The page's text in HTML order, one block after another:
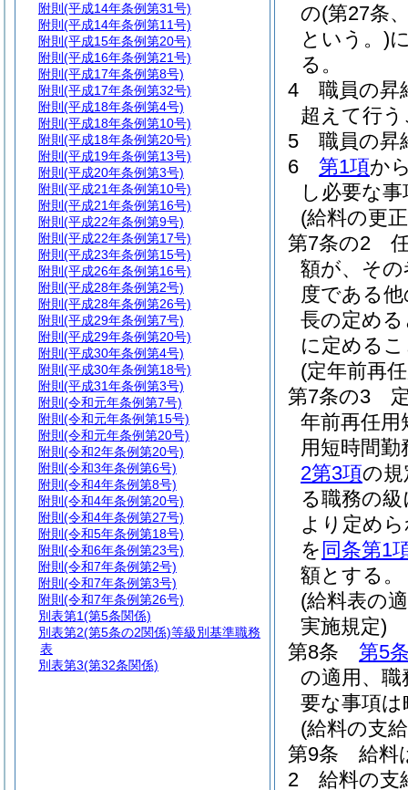
の(第27条
という。)
る。
4
職員の昇
超えて行
5
職員の昇
6
第1項か
し必要な
(給料の更
第7条の2
額が、そ
度である
長の定め
に定める
(定年前再
第7条の3
年前再任用
用短時間
2第3項の規
る職務の
より定め
を 同条第1
額とする。
(給料表の
実施規定)
第8条
第5
の適用、職
要な事項
(給料の支
第9条
給料
2
給料の支
附則 (平成14年条例第31号)
附則 (平成14年条例第11号)
附則 (平成15年条例第20号)
附則 (平成16年条例第21号)
附則 (平成17年条例第8号)
附則 (平成17年条例第32号)
附則 (平成18年条例第4号)
附則 (平成18年条例第10号)
附則 (平成18年条例第20号)
附則 (平成19年条例第13号)
附則 (平成20年条例第3号)
附則 (平成21年条例第10号)
附則 (平成21年条例第16号)
附則 (平成22年条例第9号)
附則 (平成22年条例第17号)
附則 (平成23年条例第15号)
附則 (平成26年条例第16号)
附則 (平成28年条例第2号)
附則 (平成28年条例第26号)
附則 (平成29年条例第7号)
附則 (平成29年条例第20号)
附則 (平成30年条例第4号)
附則 (平成30年条例第18号)
附則 (平成31年条例第3号)
附則 (令和元年条例第7号)
附則 (令和元年条例第15号)
附則 (令和元年条例第20号)
附則 (令和2年条例第20号)
附則 (令和3年条例第6号)
附則 (令和4年条例第8号)
附則 (令和4年条例第20号)
附則 (令和4年条例第27号)
附則 (令和5年条例第18号)
附則 (令和6年条例第23号)
附則 (令和7年条例第2号)
附則 (令和7年条例第3号)
附則 (令和7年条例第26号)
別表第1(第5条関係)
別表第2(第5条の2関係)等級別基準職務
表
別表第3(第32条関係)